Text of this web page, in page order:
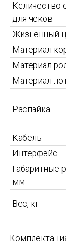
Количество
для чеков
Жизненный
Материал
Материал
Материал
Распайка
Кабель
Интерфейс
Габаритные
мм
Вес, кг